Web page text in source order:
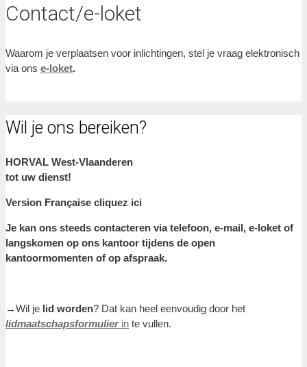
Contact/e-loket
Waarom je verplaatsen voor inlichtingen, stel je vraag elektronisch
via ons e-loket.
Wil je ons bereiken?
HORVAL West-Vlaanderen
tot uw dienst!
Version Française cliquez ici
Je kan ons steeds contacteren via telefoon, e-mail, e-loket of
langskomen op ons kantoor tijdens de open
kantoormomenten of op afspraak.
→Wil je lid worden? Dat kan heel eenvoudig door het
lidmaatschapsformulierin te vullen.